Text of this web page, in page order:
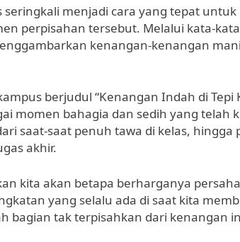
seringkali menjadi cara yang tepat
perpisahan tersebut. Melalui kata-
kenangan-kenangan
berjudul “Kenangan Indah di Tepi
momen bahagia dan sedih yang telah
saat-saat penuh tawa di kelas, hingga
akhir.
kita akan betapa berharganya
yang selalu ada di saat kita
bagian tak terpisahkan dari kenangan